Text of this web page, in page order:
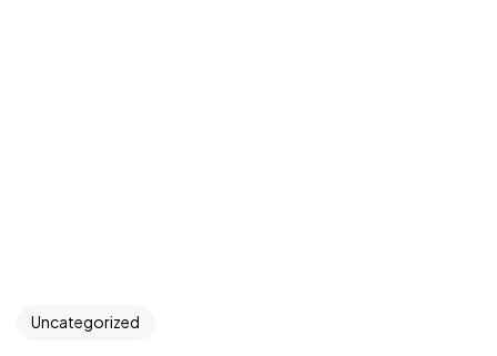
Uncategorized